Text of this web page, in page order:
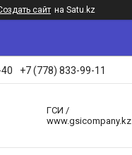
сайт на Satu.kz
+7 (778) 833-99-11
ГСИ /
www.gsicompany.kz